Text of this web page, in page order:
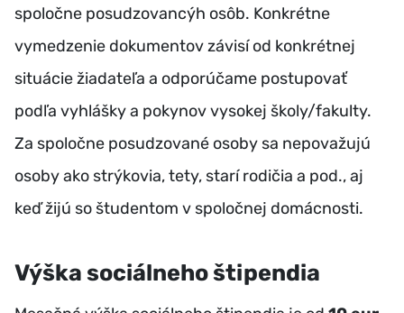
spoločne posudzovancýh osôb. Konkrétne
vymedzenie dokumentov závisí od konkrétnej
situácie žiadateľa a odporúčame postupovať
podľa vyhlášky a pokynov vysokej školy/fakulty.
Za spoločne posudzované osoby sa nepovažujú
osoby ako strýkovia, tety, starí rodičia a pod., aj
keď žijú so študentom v spoločnej domácnosti.
Výška sociálneho štipendia